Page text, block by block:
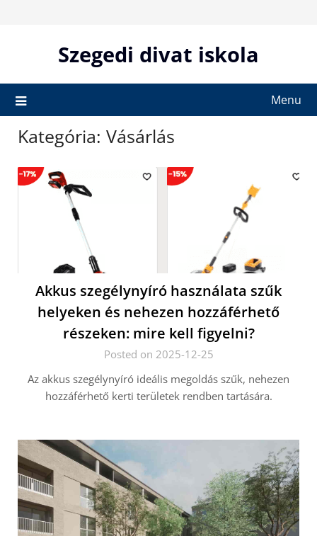
Szegedi divat iskola
Menu
Kategória: Vásárlás
Akkus szegélynyíró használata szűk
helyeken és nehezen hozzáférhető
részeken: mire kell figyelni?
Posted on 2025-12-25
Az akkus szegélynyíró ideális megoldás szűk, nehezen
hozzáférhető kerti területek rendben tartására.